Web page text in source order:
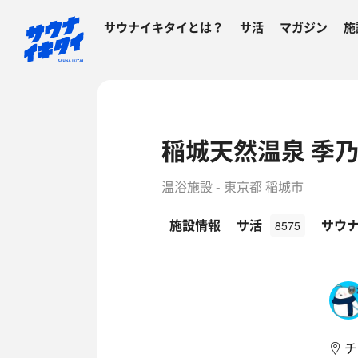
サウナイキタイとは？ サ活 マガジン
稲城天然温泉 季
温浴施設 - 東京都 稲城市
施設情報
サ活 8575 サウ